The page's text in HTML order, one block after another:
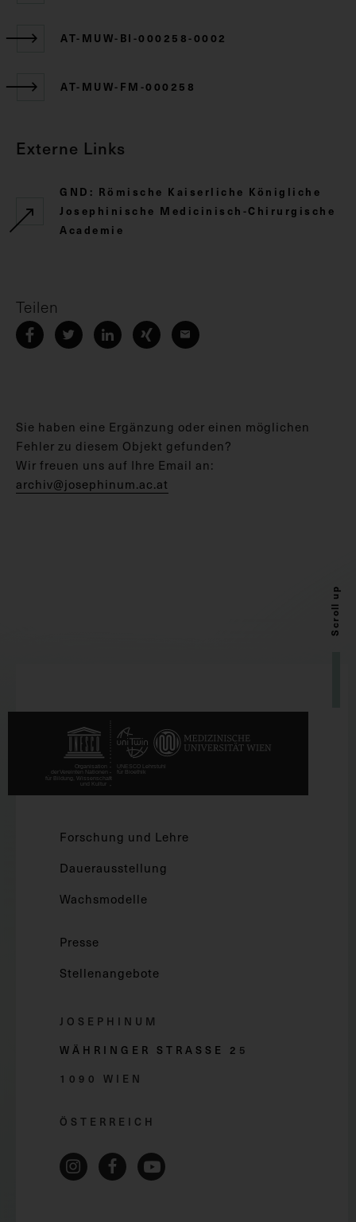
AT-MUW-BI-000258-0002
AT-MUW-FM-000258
Externe Links
GND: Römische Kaiserliche Königliche
Josephinische Medicinisch-Chirurgische
Academie
Teilen
Sie haben eine Ergänzung oder einen möglichen
Fehler zu diesem Objekt gefunden?
Wir freuen uns auf Ihre Email an:
archiv@josephinum.ac.at
Scroll up
Forschung und Lehre
Dauerausstellung
Wachsmodelle
Presse
Stellenangebote
JOSEPHINUM
WÄHRINGER STRASSE 2 5
1090 WIEN
ÖSTERREICH